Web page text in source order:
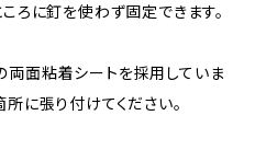
ろに釘を使わず固定できます。
面粘着シートを採用していま
に張り付けてください。